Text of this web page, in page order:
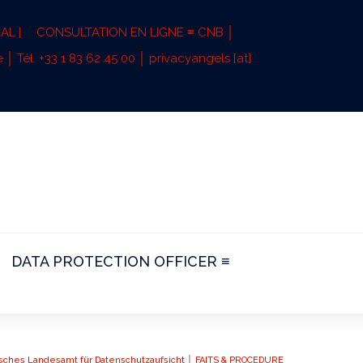
|
CONSULTATION EN LIGNE ≡ CNB │
Tél. +33 1 83 62 45 00 │ privacyangels [at]
DATA PROTECTION OFFICER ≡
Landesamt für Datenschutzaufsicht │ FAITS & PROCEDURE